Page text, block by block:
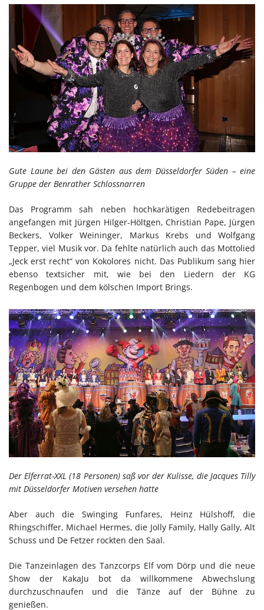
Gute Laune bei den Gästen aus dem Düsseldorfer Süden – eine
Gruppe der Benrather Schlossnarren
Das Programm sah neben hochkarätigen Redebeitragen
angefangen mit Jürgen Hilger-Höltgen, Christian Pape, Jürgen
Beckers, Volker Weininger, Markus Krebs und Wolfgang
Tepper, viel Musik vor. Da fehlte natürlich auch das Mottolied
„Jeck erst recht“ von Kokolores nicht. Das Publikum sang hier
ebenso textsicher mit, wie bei den Liedern der KG
Regenbogen und dem kölschen Import Brings.
Der Elferrat-XXL (18 Personen) saß vor der Kulisse, die Jacques Tilly
mit Düsseldorfer Motiven versehen hatte
Aber auch die Swinging Funfares, Heinz Hülshoff, die
Rhingschiffer, Michael Hermes, die Jolly Family, Hally Gally, Alt
Schuss und De Fetzer rockten den Saal.
Die Tanzeinlagen des Tanzcorps Elf vom Dörp und die neue
Show der KakaJu bot da willkommene Abwechslung
durchzuschnaufen und die Tänze auf der Bühne zu
genießen.